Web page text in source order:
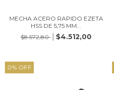
MECHA ACERO RAPIDO EZETA
HSS DE 5,75 MM...
$8.572,80
$4.512,00
0% OFF